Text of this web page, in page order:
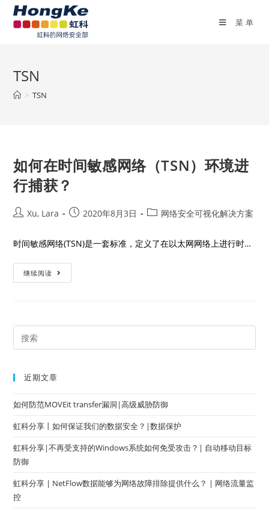
菜单
TSN
> TSN
如何在时间敏感网络（TSN）环境进
行捕获？
Xu, Lara 2020年8月3日 网络安全可视化解决方案
时间敏感网络(TSN)是一套标准，定义了在以太网网络上进行时…
继续阅读
近期文章
如何防范MOVEit transfer漏洞|高级威胁防御
虹科分享丨如何保证我们的数据安全？|数据保护
虹科分享|不再受支持的Windows系统如何免受攻击？| 自动移动目标
防御
虹科分享 | NetFlow数据能够为网络故障排除提供什么？ | 网络流量监
控